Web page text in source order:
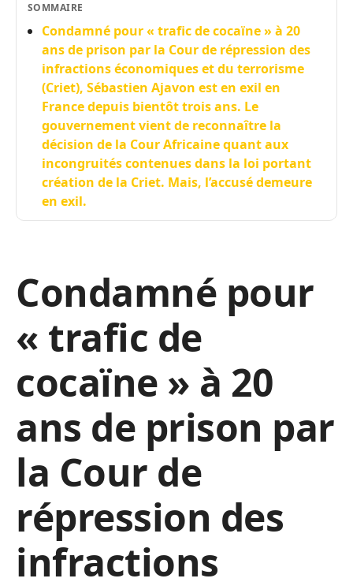
SOMMAIRE
Condamné pour « trafic de cocaïne » à 20
ans de prison par la Cour de répression des
infractions économiques et du terrorisme
(Criet), Sébastien Ajavon est en exil en
France depuis bientôt trois ans. Le
gouvernement vient de reconnaître la
décision de la Cour Africaine quant aux
incongruités contenues dans la loi portant
création de la Criet. Mais, l’accusé demeure
en exil.
Condamné pour
« trafic de
cocaïne » à 20
ans de prison par
la Cour de
répression des
infractions